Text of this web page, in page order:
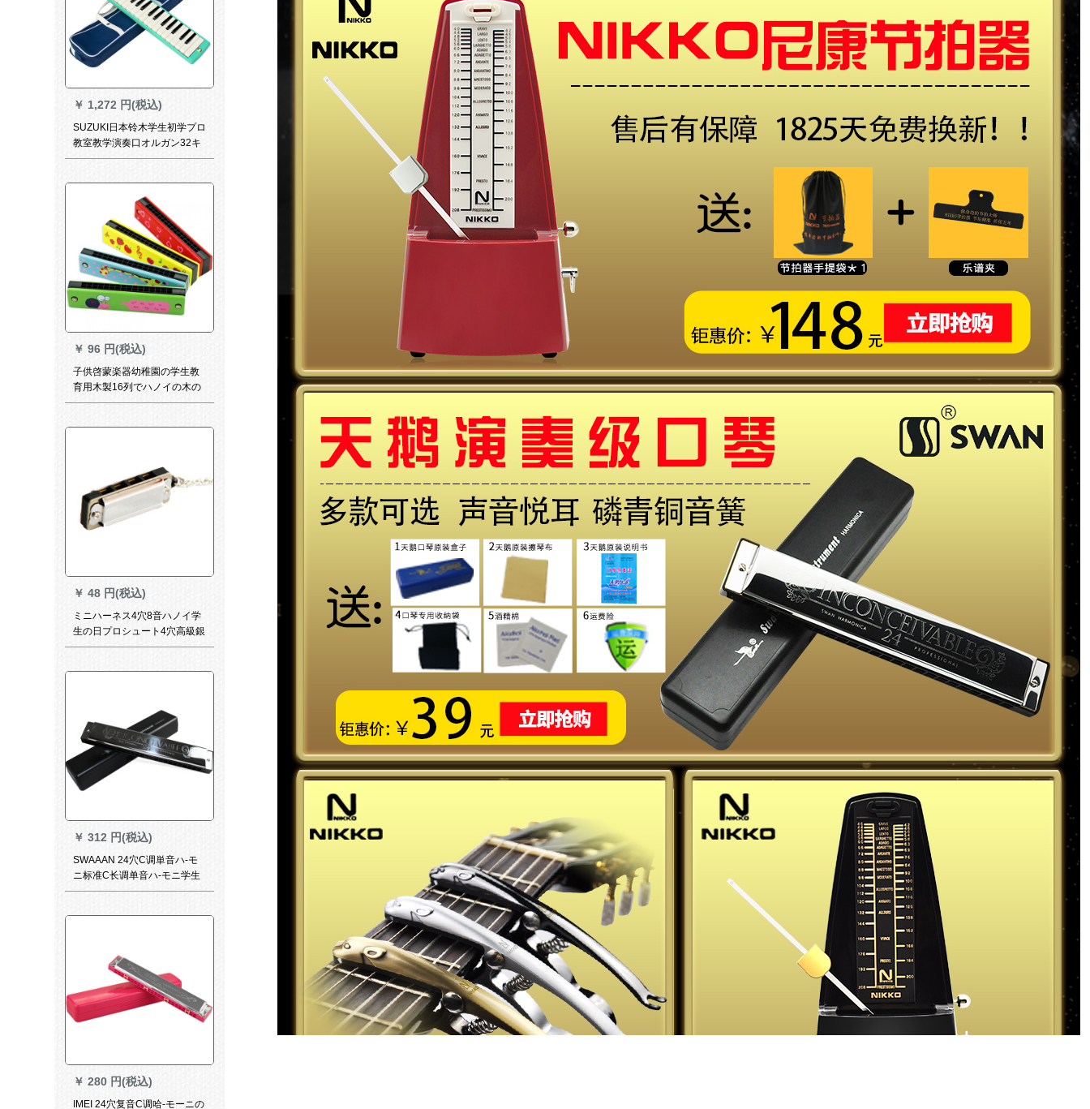
￥ 1,272 円(税込)
SUZUKI日本铃木学生初学プロ
教室教学演奏口オルガン32キ
ーボード37キーボードの多种
￥ 96 円(税込)
子供啓蒙楽器幼稚園の学生教
育用木製16列でハノイの木の
おもちゃんの音符を吹くこと
￥ 48 円(税込)
ミニハーネス4穴8音ハノイ学
生の日プロシュート4穴高級銀
色
￥ 312 円(税込)
SWAAAN 24穴C调単音ハ-モ
ニ标准C长调单音ハ-モニ学生
初学ハ-モニカカ先生の教育推
￥ 280 円(税込)
IMEI 24穴复音C调哈-モーニの